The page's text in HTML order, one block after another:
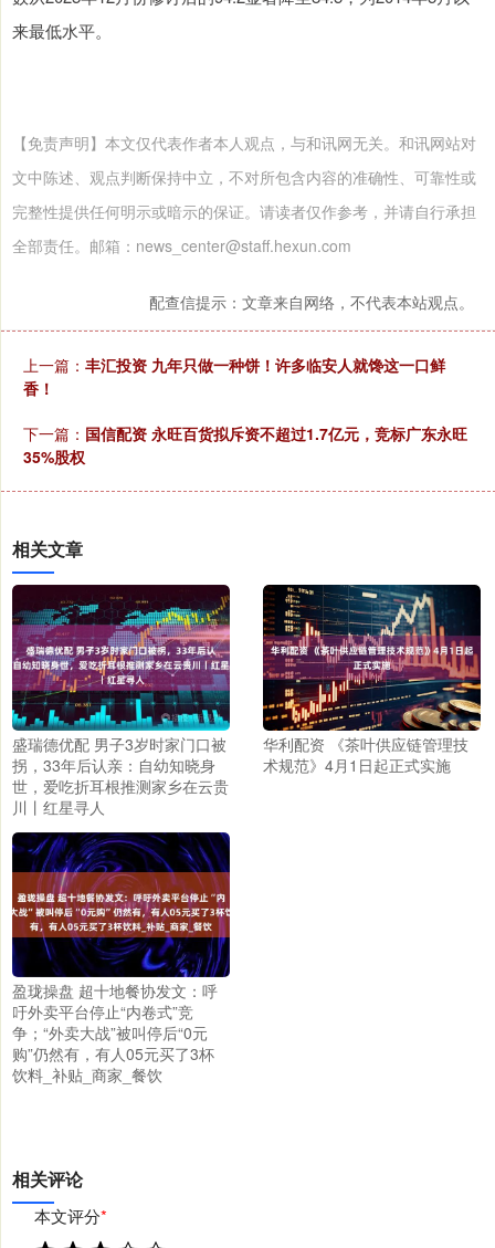
来最低水平。
【免责声明】本文仅代表作者本人观点，与和讯网无关。和讯网站对
文中陈述、观点判断保持中立，不对所包含内容的准确性、可靠性或
完整性提供任何明示或暗示的保证。请读者仅作参考，并请自行承担
全部责任。邮箱：news_center@staff.hexun.com
配查信提示：文章来自网络，不代表本站观点。
上一篇： 丰汇投资 九年只做一种饼！许多临安人就馋这一口鲜
香！
下一篇： 国信配资 永旺百货拟斥资不超过1.7亿元，竞标广东永旺
35%股权
相关文章
盛瑞德优配 男子3岁时家门口被
拐，33年后认亲：自幼知晓身
世，爱吃折耳根推测家乡在云贵
川丨红星寻人
华利配资 《茶叶供应链管理技
术规范》4月1日起正式实施
盈珑操盘 超十地餐协发文：呼
吁外卖平台停止“内卷式”竞
争；“外卖大战”被叫停后“0元
购”仍然有，有人05元买了3杯
饮料_补贴_商家_餐饮
相关评论
本文评分*